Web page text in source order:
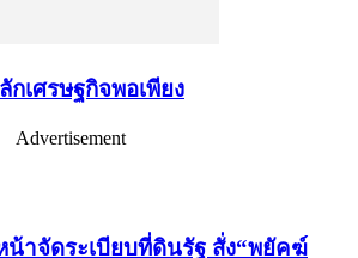
เศรษฐกิจพอเพียง
Advertisement
น้าจัดระเบียบที่ดินรัฐ สั่ง“พยัคฆ์